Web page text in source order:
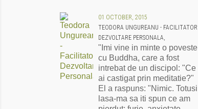
01 OCTOBER, 2015
TEODORA UNGUREANU - FACILITATOR
DEZVOLTARE PERSONALA,
"Imi vine in minte o poveste
cu Buddha, care a fost
intrebat de un discipol: "Ce
ai castigat prin meditatie?"
El a raspuns: "Nimic. Totusi
lasa-ma sa iti spun ce am